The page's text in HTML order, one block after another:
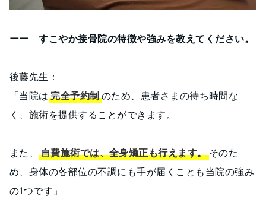
ーー すこやか接骨院の特徴や強みを教えてください。
後藤先生：
「当院は 完全予約制のため、患者さまの待ち時間な
く、施術を提供することができます。
また、自費施術では、全身矯正も行えます。 そのた
め、身体の各部位の不調にも手が届くことも当院の強み
の1つです」